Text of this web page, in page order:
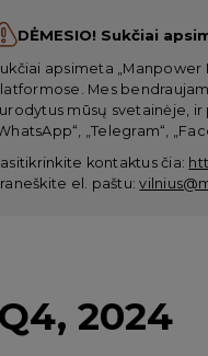
DĖMESIO! Sukčiai
apsimeta
Mes
mūsų svetainėje, ir
„Telegram“,
kontaktus čia:
el. paštu:
2024